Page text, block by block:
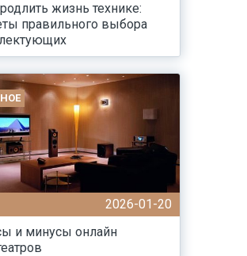
жизнь технике:
правильного выбора
2026-01-20
и минусы онлайн